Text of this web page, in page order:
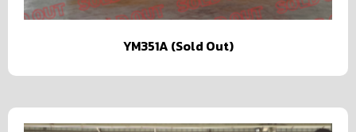
YM351A (Sold Out)